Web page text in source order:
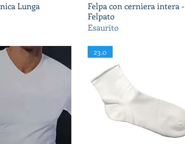
Vista rapida
Lunga
Vista rapida
Felpa con cerniera intera -
Felpato
Esaurito
23.0